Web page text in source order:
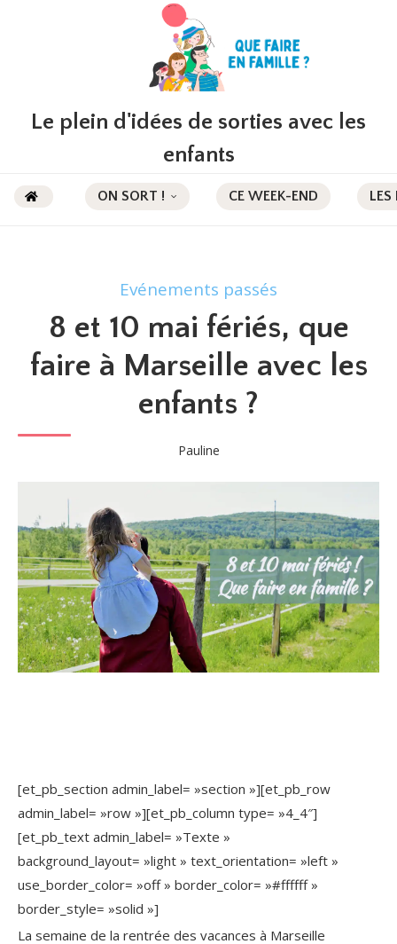
Le plein d'idées de sorties avec les
enfants
ON SORT ! CE WEEK-END LES
Evénements passés
8 et 10 mai fériés, que
faire à Marseille avec les
enfants ?
Pauline
[et_pb_section admin_label= »section »][et_pb_row
admin_label= »row »][et_pb_column type= »4_4″]
[et_pb_text admin_label= »Texte »
background_layout= »light » text_orientation= »left »
use_border_color= »off » border_color= »#ffffff »
border_style= »solid »]
La semaine de la rentrée des vacances à Marseille